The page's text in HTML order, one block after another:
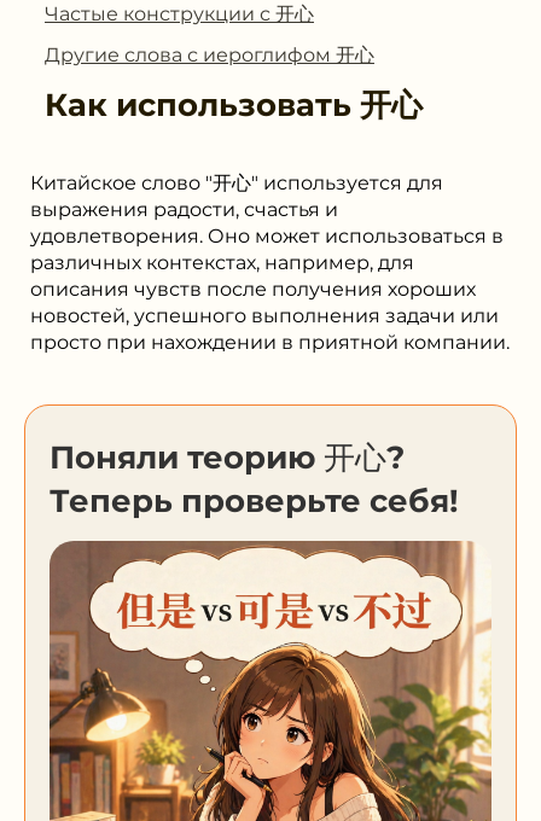
Частые конструкции с 开心
Другие слова с иероглифом 开心
Как использовать 开心
Китайское слово "开心" используется для
выражения радости, счастья и
удовлетворения. Оно может использоваться в
различных контекстах, например, для
описания чувств после получения хороших
новостей, успешного выполнения задачи или
просто при нахождении в приятной компании.
Поняли теорию 开心?
Теперь проверьте себя!